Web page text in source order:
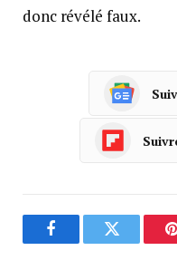
donc révélé faux.
FacebookTwitter